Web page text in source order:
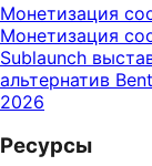
Монетизация
Монетизация
Sublaunch
альтернатив
2026
Ресурсы